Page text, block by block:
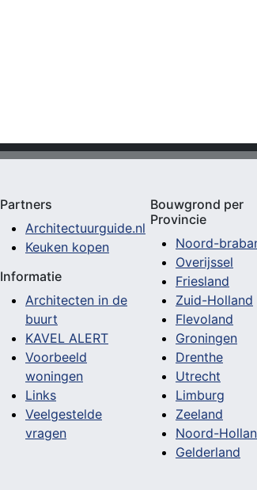
Partners
Architectuurguide.nl
Keuken kopen
Informatie
Architecten in de
buurt
KAVEL ALERT
Voorbeeld
woningen
Links
Veelgestelde
vragen
Bouwgrond per
Provincie
Noord-
Overijssel
Friesland
Zuid-Holland
Flevoland
Groningen
Drenthe
Utrecht
Limburg
Zeeland
Noord-
Gelderland